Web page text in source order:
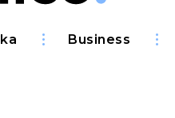
Business